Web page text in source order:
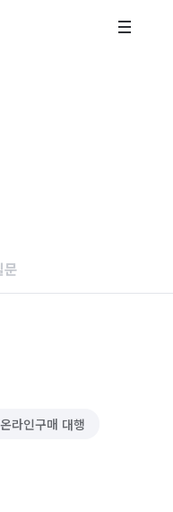
문
온라인구매 대행